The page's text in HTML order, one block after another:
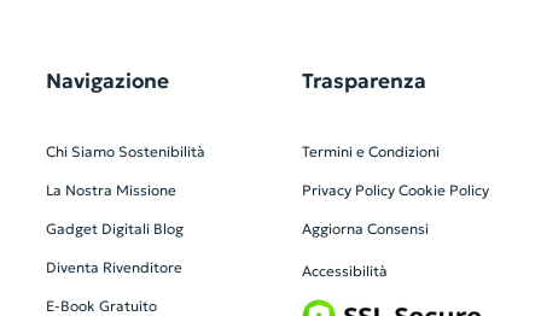
Navigazione
Chi Siamo Sostenibilità
La Nostra Missione
Gadget Digitali Blog
Diventa Rivenditore
E-Book Gratuito
Trasparenza
Termini e Condizioni
Privacy Policy Cookie Policy
Aggiorna Consensi
Accessibilità